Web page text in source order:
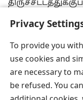
Privacy
To provide you
use cookies and
are necessary to
be refused. You
தமிழ்